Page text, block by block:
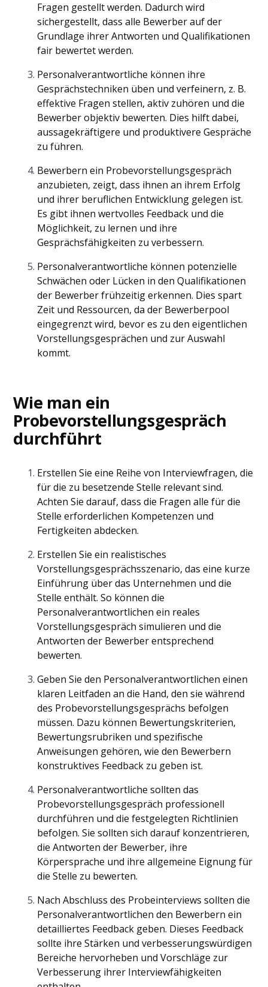
Fragen gestellt werden. Dadurch wird
sichergestellt, dass alle Bewerber auf der
Grundlage ihrer Antworten und Qualifikationen
fair bewertet werden.
Personalverantwortliche können ihre
Gesprächstechniken üben und verfeinern, z. B.
effektive Fragen stellen, aktiv zuhören und die
Bewerber objektiv bewerten. Dies hilft dabei,
aussagekräftigere und produktivere Gespräche
zu führen.
Bewerbern ein Probevorstellungsgespräch
anzubieten, zeigt, dass ihnen an ihrem Erfolg
und ihrer beruflichen Entwicklung gelegen ist.
Es gibt ihnen wertvolles Feedback und die
Möglichkeit, zu lernen und ihre
Gesprächsfähigkeiten zu verbessern.
Personalverantwortliche können potenzielle
Schwächen oder Lücken in den Qualifikationen
der Bewerber frühzeitig erkennen. Dies spart
Zeit und Ressourcen, da der Bewerberpool
eingegrenzt wird, bevor es zu den eigentlichen
Vorstellungsgesprächen und zur Auswahl
kommt.
Wie man ein
Probevorstellungsgespräch
durchführt
Erstellen Sie eine Reihe von Interviewfragen, die
für die zu besetzende Stelle relevant sind.
Achten Sie darauf, dass die Fragen alle für die
Stelle erforderlichen Kompetenzen und
Fertigkeiten abdecken.
Erstellen Sie ein realistisches
Vorstellungsgesprächsszenario, das eine kurze
Einführung über das Unternehmen und die
Stelle enthält. So können die
Personalverantwortlichen ein reales
Vorstellungsgespräch simulieren und die
Antworten der Bewerber entsprechend
bewerten.
Geben Sie den Personalverantwortlichen einen
klaren Leitfaden an die Hand, den sie während
des Probevorstellungsgesprächs befolgen
müssen. Dazu können Bewertungskriterien,
Bewertungsrubriken und spezifische
Anweisungen gehören, wie den Bewerbern
konstruktives Feedback zu geben ist.
Personalverantwortliche sollten das
Probevorstellungsgespräch professionell
durchführen und die festgelegten Richtlinien
befolgen. Sie sollten sich darauf konzentrieren,
die Antworten der Bewerber, ihre
Körpersprache und ihre allgemeine Eignung für
die Stelle zu bewerten.
Nach Abschluss des Probeinterviews sollten die
Personalverantwortlichen den Bewerbern ein
detailliertes Feedback geben. Dieses Feedback
sollte ihre Stärken und verbesserungswürdigen
Bereiche hervorheben und Vorschläge zur
Verbesserung ihrer Interviewfähigkeiten